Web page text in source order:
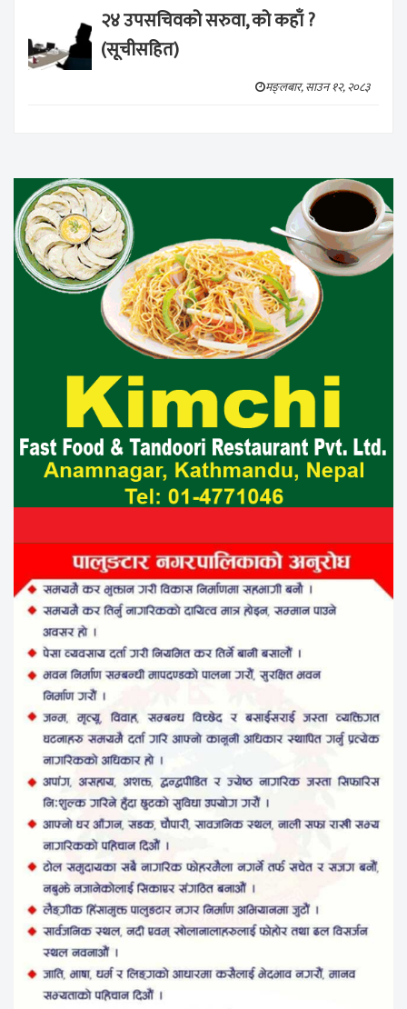
२४ उपसचिवको सरुवा, को कहाँ ?
(सूचीसहित)
मङ्लबार, साउन १२, २०८३